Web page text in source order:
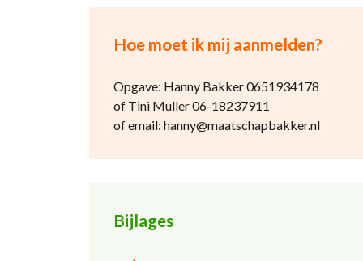
Hoe moet ik mij aanmelden?
Opgave: Hanny Bakker 0651934178
of Tini Muller 06-18237911
of email: hanny@maatschapbakker.nl
Bijlages